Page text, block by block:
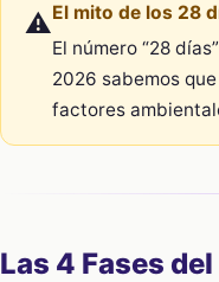
⚠️El mito de los 28
El número “28
2026 sabemos
factores
Las 4 Fases